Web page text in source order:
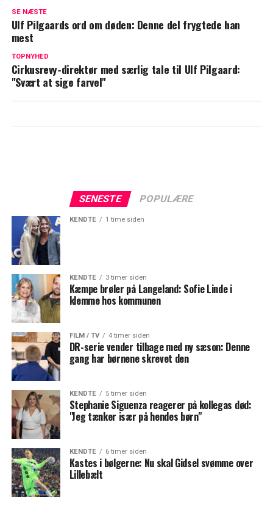
bar på stor smerte
SE NÆSTE
Ulf Pilgaards ord om døden: Denne del frygtede han
mest
TOPNYHED
Cirkusrevy-direktør med særlig tale til Ulf Pilgaard:
"Svært at sige farvel"
SENESTE POPULÆRE
KENDTE 1 time siden
KENDTE 3 timer siden
Kæmpe brøler på Langeland: Sofie Linde i
klemme hos kommunen
FILM / TV 4 timer siden
DR-serie vender tilbage med ny sæson: Denne
gang har børnene skrevet den
KENDTE 5 timer siden
Stephanie Siguenza reagerer på kollegas død:
"Jeg tænker især på hendes børn"
KENDTE 6 timer siden
Kastes i bølgerne: Nu skal Gidsel svømme over
Lillebælt